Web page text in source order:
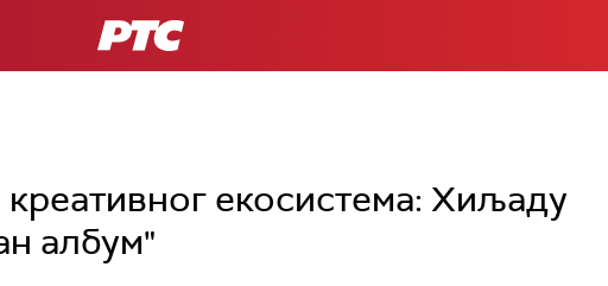
РТС
екосистема: Хиљаду
албум"